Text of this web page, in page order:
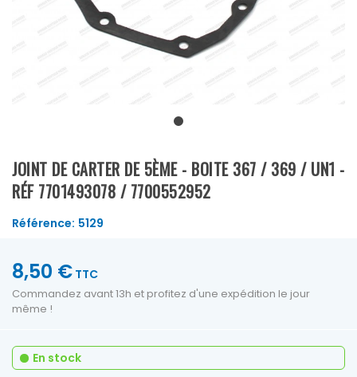
JOINT DE CARTER DE 5ÈME - BOITE 367 / 369 / UN1 -
RÉF 7701493078 / 7700552952
Référence: 5129
8,50 € TTC
Commandez avant 13h et profitez d'une expédition le jour
même !
En stock